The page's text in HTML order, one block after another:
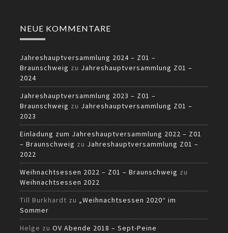
NEUE KOMMENTARE
Jahreshauptversammlung 2024 – Z01 –
Braunschweig zu Jahreshauptversammlung Z01 –
2024
Jahreshauptversammlung 2023 – Z01 –
Braunschweig zu Jahreshauptversammlung Z01 –
2023
Einladung zum Jahreshauptversammlung 2022 – Z01
– Braunschweig zu Jahreshauptversammlung Z01 –
2022
Weihnachtsessen 2022 – Z01 – Braunschweig zu
Weihnachtsessen 2022
Till Burkhardt zu „Weihnachtsessen 2020“ im
Sommer
Helge zu OV Abende 2018 – Sept-Peine